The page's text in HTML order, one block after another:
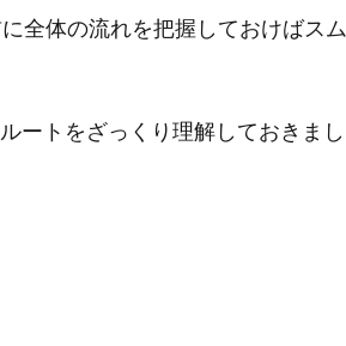
全体の流れを把握しておけばスム
ートをざっくり理解しておきまし